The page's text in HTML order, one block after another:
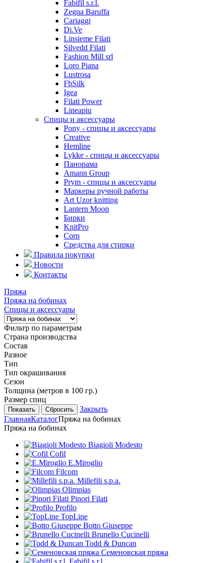
Fabifil s.r.l.
Zegna Baruffa
Cariaggi
Di.Ve
Linsieme Filati
Silvedd Filati
Fashion Mill srl
Loro Piana
Lustrosa
FbSilk
Igea
Filati Power
Lineapiu
Спицы и аксессуары
Pony - спицы и аксессуары
Creative
Hemline
Lykke - спицы и аксессуары
Панорама
Amann Group
Prym - спицы и аксессуары
Маркеры ручной работы
Art Uzor knitting
Lantern Moon
Бирки
KnitPro
Corn
Средства для стирки
Правила покупки
Новости
Контакты
Пряжа
Пряжа на бобинах
Спицы и аксессуары
Фильтр по параметрам
Страна производства
Состав
Разное
Тип
Тип окрашивания
Сезон
Толщина (метров в 100 гр.)
Размер спиц
Сбросить
Закрыть
ГлавнаяКаталогПряжа на бобинах
Пряжа на бобинах
Biagioli Modesto
Cofil
E.Miroglio
Filcom
Millefili s.p.a.
Olimpias
Pinori Filati
Profilo
TopLine
Botto Giuseppe
Brunello Cucinelli
Todd & Duncan
Семеновская пряжа
Fabifil s.r.l.